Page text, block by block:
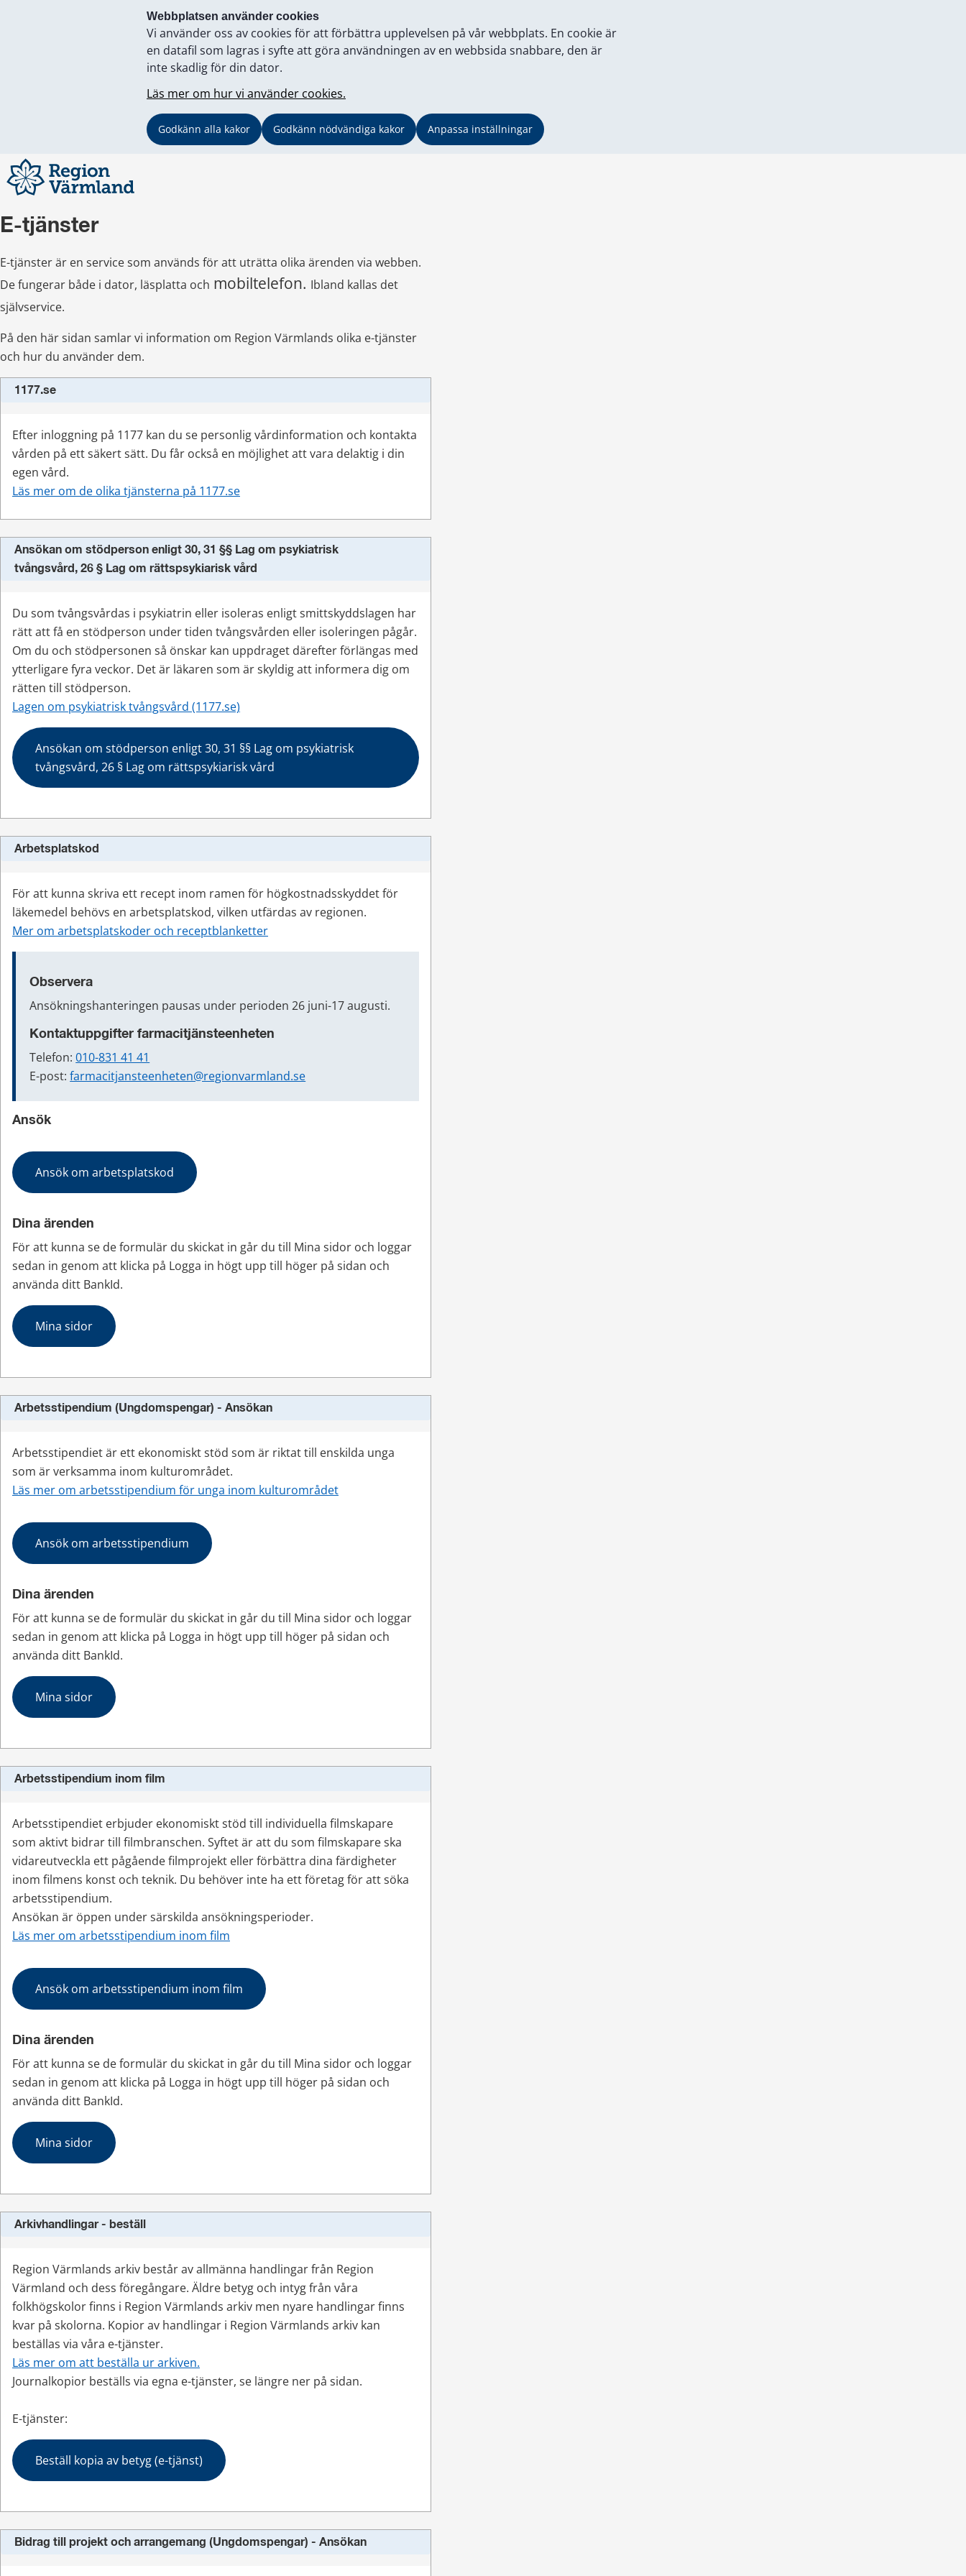
Webbplatsen använder cookies
Vi använder oss av cookies för att förbättra upplevelsen på vår webbplats. En cookie är
en datafil som lagras i syfte att göra användningen av en webbsida snabbare, den är
inte skadlig för din dator.
Läs mer om hur vi använder cookies.
Godkänn alla kakor Godkänn nödvändiga kakor Anpassa inställningar
E-tjänster
E-tjänster är en service som används för att uträtta olika ärenden via webben.
De fungerar både i dator, läsplatta och mobiltelefon. Ibland kallas det
självservice.
På den här sidan samlar vi information om Region Värmlands olika e-tjänster
och hur du använder dem.
1177.se
Efter inloggning på 1177 kan du se personlig vårdinformation och kontakta
vården på ett säkert sätt. Du får också en möjlighet att vara delaktig i din
egen vård.
Läs mer om de olika tjänsterna på 1177.se
Ansökan om stödperson enligt 30, 31 §§ Lag om psykiatrisk
tvångsvård, 26 § Lag om rättspsykiarisk vård
Du som tvångsvårdas i psykiatrin eller isoleras enligt smittskyddslagen har
rätt att få en stödperson under tiden tvångsvården eller isoleringen pågår.
Om du och stödpersonen så önskar kan uppdraget därefter förlängas med
ytterligare fyra veckor. Det är läkaren som är skyldig att informera dig om
rätten till stödperson.
Lagen om psykiatrisk tvångsvård (1177.se)
Ansökan om stödperson enligt 30, 31 §§ Lag om psykiatrisk
tvångsvård, 26 § Lag om rättspsykiarisk vård
Arbetsplatskod
För att kunna skriva ett recept inom ramen för högkostnadsskyddet för
läkemedel behövs en arbetsplatskod, vilken utfärdas av regionen.
Mer om arbetsplatskoder och receptblanketter
Observera
Ansökningshanteringen pausas under perioden 26 juni-17 augusti.
Kontaktuppgifter farmacitjänsteenheten
Telefon: 010-831 41 41
E-post: farmacitjansteenheten@regionvarmland.se
Ansök
Ansök om arbetsplatskod
Dina ärenden
För att kunna se de formulär du skickat in går du till Mina sidor och loggar
sedan in genom att klicka på Logga in högt upp till höger på sidan och
använda ditt BankId.
Mina sidor
Arbetsstipendium (Ungdomspengar) - Ansökan
Arbetsstipendiet är ett ekonomiskt stöd som är riktat till enskilda unga
som är verksamma inom kulturområdet.
Läs mer om arbetsstipendium för unga inom kulturområdet
Ansök om arbetsstipendium
Dina ärenden
För att kunna se de formulär du skickat in går du till Mina sidor och loggar
sedan in genom att klicka på Logga in högt upp till höger på sidan och
använda ditt BankId.
Mina sidor
Arbetsstipendium inom film
Arbetsstipendiet erbjuder ekonomiskt stöd till individuella filmskapare
som aktivt bidrar till filmbranschen. Syftet är att du som filmskapare ska
vidareutveckla ett pågående filmprojekt eller förbättra dina färdigheter
inom filmens konst och teknik. Du behöver inte ha ett företag för att söka
arbetsstipendium.
Ansökan är öppen under särskilda ansökningsperioder.
Läs mer om arbetsstipendium inom film
Ansök om arbetsstipendium inom film
Dina ärenden
För att kunna se de formulär du skickat in går du till Mina sidor och loggar
sedan in genom att klicka på Logga in högt upp till höger på sidan och
använda ditt BankId.
Mina sidor
Arkivhandlingar - beställ
Region Värmlands arkiv består av allmänna handlingar från Region
Värmland och dess föregångare. Äldre betyg och intyg från våra
folkhögskolor finns i Region Värmlands arkiv men nyare handlingar finns
kvar på skolorna. Kopior av handlingar i Region Värmlands arkiv kan
beställas via våra e-tjänster.
Läs mer om att beställa ur arkiven.
Journalkopior beställs via egna e-tjänster, se längre ner på sidan.
E-tjänster:
Beställ kopia av betyg (e-tjänst)
Bidrag till projekt och arrangemang (Ungdomspengar) - Ansökan